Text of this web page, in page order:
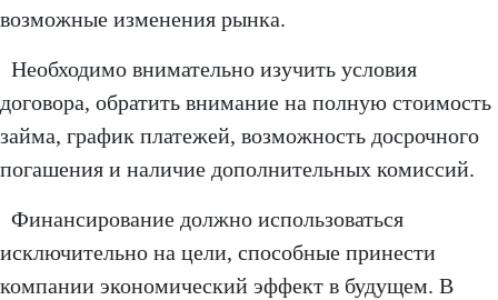
возможные изменения рынка.
Необходимо внимательно изучить условия
договора, обратить внимание на полную стоимость
займа, график платежей, возможность досрочного
погашения и наличие дополнительных комиссий.
Финансирование должно использоваться
исключительно на цели, способные принести
компании экономический эффект в будущем. В